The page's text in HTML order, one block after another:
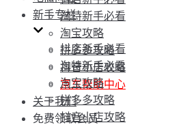
淘特新手必看
淘宝攻略
拼多多攻略
抖音小店攻略
京东帮助中心
关于我们
免费领取会员
新手专栏
抖店新手必看
淘特新手必看
淘宝攻略
拼多多攻略
抖音小店攻略